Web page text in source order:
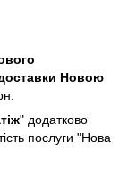
Новою
" додатково
послуги "Нова